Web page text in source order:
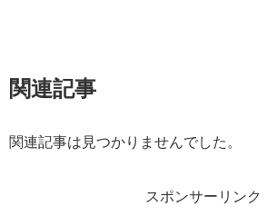
関連記事
関連記事は見つかりませんでした。
スポンサーリンク